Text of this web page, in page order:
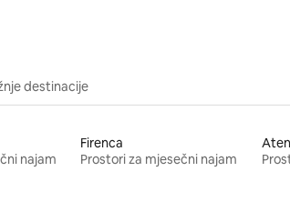
destinacije
najam
Firenca
Prostori za mjesečni najam